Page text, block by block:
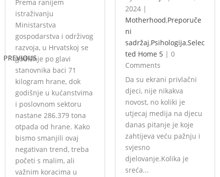
PREVIOUS
Prema ranijem
istraživanju
Ministarstva
gospodarstva i održivog
razvoja, u Hrvatskoj se
godišnje po glavi
stanovnika baci 71
kilogram hrane, dok
godišnje u kućanstvima
i poslovnom sektoru
nastane 286.379 tona
otpada od hrane. Kako
bismo smanjili ovaj
negativan trend, treba
početi s malim, ali
važnim koracima u
2024 |
Motherhood,Preporuče
ni
sadržaj,Psihologija,Selec
ted Home 5 | 0
Comments
Da su ekrani privlačni
djeci, nije nikakva
novost, no koliki je
utjecaj medija na djecu
danas pitanje je koje
zahtijeva veću pažnju i
svjesno
djelovanje.Kolika je
sreća...